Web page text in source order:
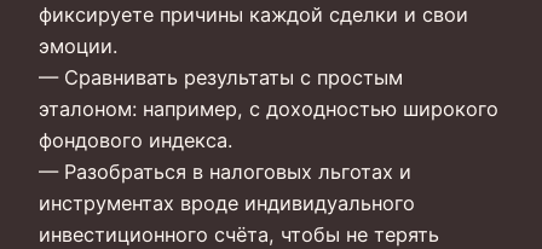
фиксируете причины каждой сделки и свои
эмоции.
— Сравнивать результаты с простым
эталоном: например, с доходностью широкого
фондового индекса.
— Разобраться в налоговых льготах и
инструментах вроде индивидуального
инвестиционного счёта, чтобы не терять